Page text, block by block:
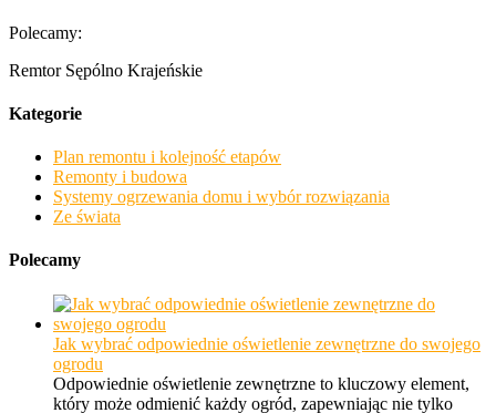
Polecamy:
Remtor Sępólno Krajeńskie
Kategorie
Plan remontu i kolejność etapów
Remonty i budowa
Systemy ogrzewania domu i wybór rozwiązania
Ze świata
Polecamy
Jak wybrać odpowiednie oświetlenie zewnętrzne do swojego
ogrodu
Odpowiednie oświetlenie zewnętrzne to kluczowy element,
który może odmienić każdy ogród, zapewniając nie tylko